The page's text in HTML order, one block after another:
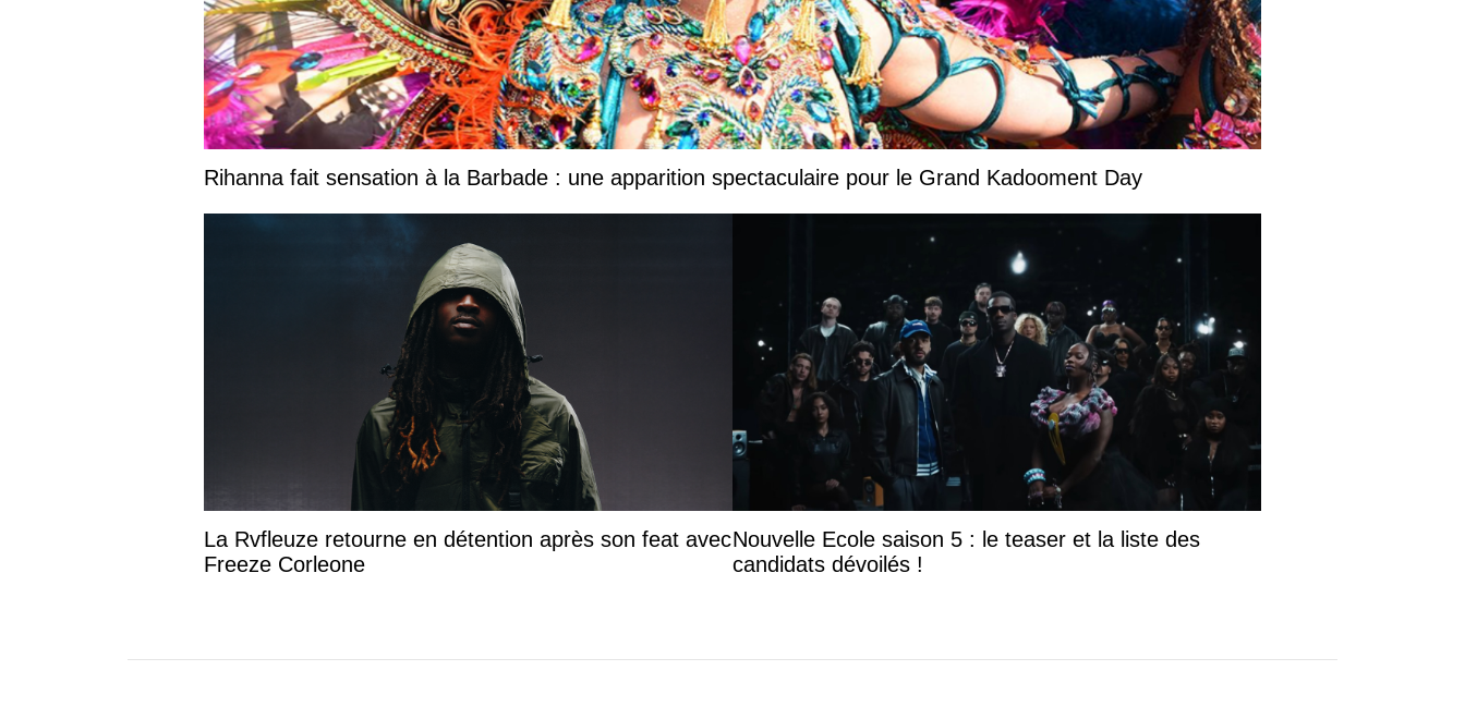
Rihanna fait sensation à la Barbade : une apparition spectaculaire pour le Grand Kadooment Day
La Rvfleuze retourne en détention après son feat avec
Freeze Corleone
Nouvelle Ecole saison 5 : le teaser et la liste des
candidats dévoilés !